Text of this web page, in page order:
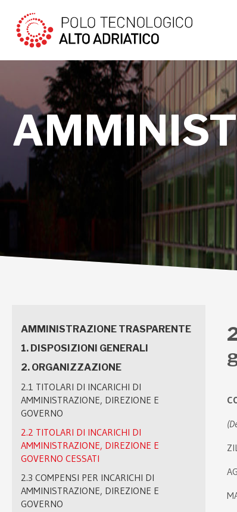
AMMINISTRAZIONE TRASPARENTE
1. DISPOSIZIONI GENERALI
2. ORGANIZZAZIONE
2.1 TITOLARI DI INCARICHI DI
AMMINISTRAZIONE, DIREZIONE E
GOVERNO
2.2 TITOLARI DI INCARICHI DI
AMMINISTRAZIONE, DIREZIONE E
GOVERNO CESSATI
2.3 COMPENSI PER INCARICHI DI
AMMINISTRAZIONE, DIREZIONE E
GOVERNO